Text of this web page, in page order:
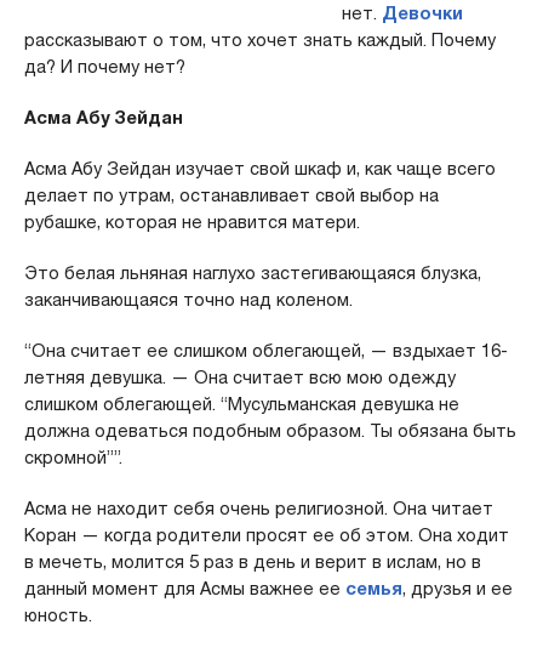
нет. Девочки
рассказывают о том, что хочет знать каждый. Почему
да? И почему нет?
Асма Абу Зейдан
Асма Абу Зейдан изучает свой шкаф и, как чаще всего
делает по утрам, останавливает свой выбор на
рубашке, которая не нравится матери.
Это белая льняная наглухо застегивающаяся блузка,
заканчивающаяся точно над коленом.
“Она считает ее слишком облегающей, — вздыхает 16-
летняя девушка. — Она считает всю мою одежду
слишком облегающей. “Мусульманская девушка не
должна одеваться подобным образом. Ты обязана быть
скромной””.
Асма не находит себя очень религиозной. Она читает
Коран — когда родители просят ее об этом. Она ходит
в мечеть, молится 5 раз в день и верит в ислам, но в
данный момент для Асмы важнее ее семья, друзья и ее
юность.